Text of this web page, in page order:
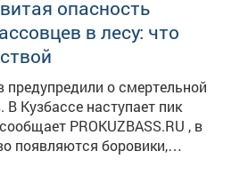
опасность
в лесу: что
предупредили о смертельной
, в
появляются боровики,
Однако вместе с ними в